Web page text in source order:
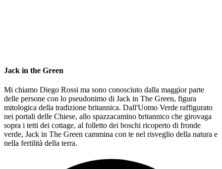
Jack in the Green
Mi chiamo Diego Rossi ma sono conosciuto dalla maggior parte
delle persone con lo pseudonimo di Jack in The Green, figura
mitologica della tradizione britannica. Dall'Uomo Verde raffigurato
nei portali delle Chiese, allo spazzacamino britannico che girovaga
sopra i tetti dei cottage, al folletto dei boschi ricoperto di fronde
verde, Jack in The Green cammina con te nel risveglio della natura e
nella fertilità della terra.